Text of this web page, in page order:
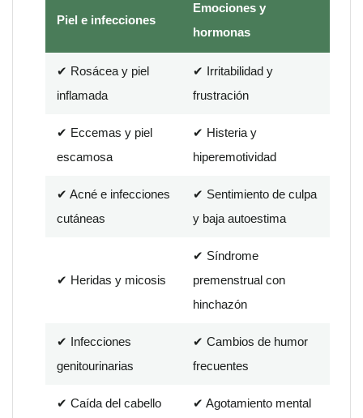
Piel e infecciones
Emociones y
hormonas
✔ Rosácea y piel
inflamada
✔ Irritabilidad y
frustración
✔ Eccemas y piel
escamosa
✔ Histeria y
hiperemotividad
✔ Acné e infecciones
cutáneas
✔ Sentimiento de culpa
y baja autoestima
✔ Heridas y micosis
✔ Síndrome
premenstrual con
hinchazón
✔ Infecciones
genitourinarias
✔ Cambios de humor
frecuentes
✔ Caída del cabello
✔ Agotamiento mental